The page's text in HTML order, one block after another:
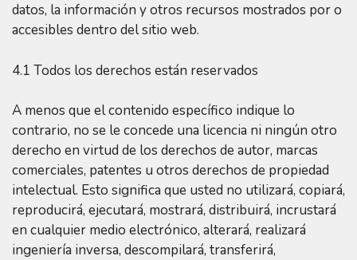
datos, la información y otros recursos mostrados por o
accesibles dentro del sitio web.
4.1 Todos los derechos están reservados
A menos que el contenido específico indique lo
contrario, no se le concede una licencia ni ningún otro
derecho en virtud de los derechos de autor, marcas
comerciales, patentes u otros derechos de propiedad
intelectual. Esto significa que usted no utilizará, copiará,
reproducirá, ejecutará, mostrará, distribuirá, incrustará
en cualquier medio electrónico, alterará, realizará
ingeniería inversa, descompilará, transferirá,